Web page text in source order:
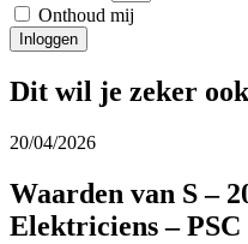
Onthoud mij
Inloggen
Dit wil je zeker
20/04/2026
Waarden van S –
Elektriciens – PSC